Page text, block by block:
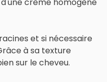
crème homogène
et si nécessaire
à sa texture
sur le cheveu.